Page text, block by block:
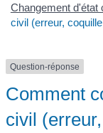
Changement d'état
civil (erreur,
Question-réponse
Comment
civil